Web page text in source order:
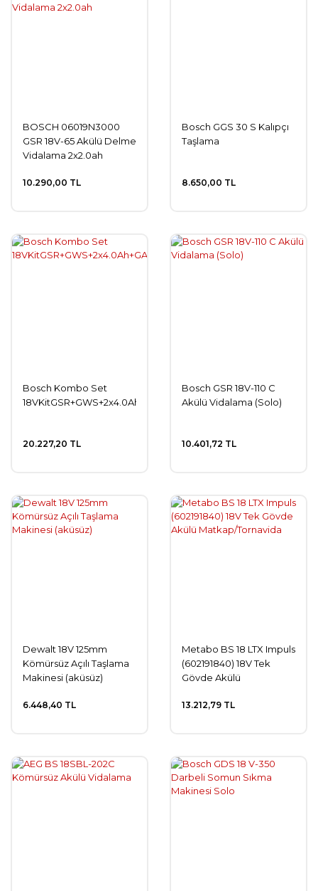
BOSCH 06019N3000
GSR 18V-65 Akülü Delme
Vidalama 2x2.0ah
10.290,00 TL
Bosch GGS 30 S Kalıpçı
Taşlama
8.650,00 TL
Bosch Kombo Set
18VKitGSR+GWS+2x4.0Ah+GAL
20.227,20 TL
Bosch GSR 18V-110 C
Akülü Vidalama (Solo)
10.401,72 TL
Dewalt 18V 125mm
Kömürsüz Açılı Taşlama
Makinesi (aküsüz)
6.448,40 TL
Metabo BS 18 LTX Impuls
(602191840) 18V Tek
Gövde Akülü
13.212,79 TL